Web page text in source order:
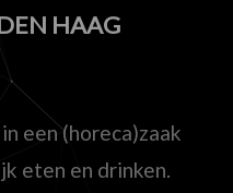
HAAG
een (horeca)zaak
eten en drinken.